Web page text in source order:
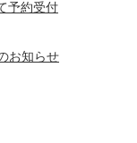
予約受付
お知らせ